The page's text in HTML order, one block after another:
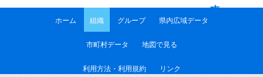
す
ホーム 組織 グループ 県内広域データ
市町村データ 地図で見る
利用方法・利用規約 リンク